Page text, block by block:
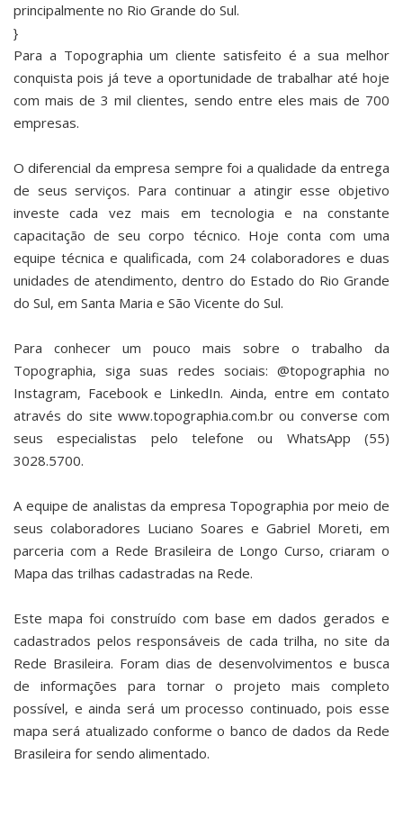
principalmente no Rio Grande do Sul.
}
Para a Topographia um cliente satisfeito é a sua melhor
conquista pois já teve a oportunidade de trabalhar até hoje
com mais de 3 mil clientes, sendo entre eles mais de 700
empresas.
O diferencial da empresa sempre foi a qualidade da entrega
de seus serviços. Para continuar a atingir esse objetivo
investe cada vez mais em tecnologia e na constante
capacitação de seu corpo técnico. Hoje conta com uma
equipe técnica e qualificada, com 24 colaboradores e duas
unidades de atendimento, dentro do Estado do Rio Grande
do Sul, em Santa Maria e São Vicente do Sul.
Para conhecer um pouco mais sobre o trabalho da
Topographia, siga suas redes sociais: @topographia no
Instagram, Facebook e LinkedIn. Ainda, entre em contato
através do site www.topographia.com.br ou converse com
seus especialistas pelo telefone ou WhatsApp (55)
3028.5700.
A equipe de analistas da empresa Topographia por meio de
seus colaboradores Luciano Soares e Gabriel Moreti, em
parceria com a Rede Brasileira de Longo Curso, criaram o
Mapa das trilhas cadastradas na Rede.
Este mapa foi construído com base em dados gerados e
cadastrados pelos responsáveis de cada trilha, no site da
Rede Brasileira. Foram dias de desenvolvimentos e busca
de informações para tornar o projeto mais completo
possível, e ainda será um processo continuado, pois esse
mapa será atualizado conforme o banco de dados da Rede
Brasileira for sendo alimentado.